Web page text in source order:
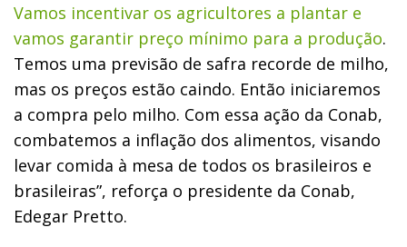
Vamos incentivar os agricultores a plantar e
vamos garantir preço mínimo para a produção.
Temos uma previsão de safra recorde de milho,
mas os preços estão caindo. Então iniciaremos
a compra pelo milho. Com essa ação da Conab,
combatemos a inflação dos alimentos, visando
levar comida à mesa de todos os brasileiros e
brasileiras”, reforça o presidente da Conab,
Edegar Pretto.